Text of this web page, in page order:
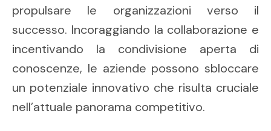
propulsare le organizzazioni verso il
successo. Incoraggiando la collaborazione e
incentivando la condivisione aperta di
conoscenze, le aziende possono sbloccare
un potenziale innovativo che risulta cruciale
nell’attuale panorama competitivo.